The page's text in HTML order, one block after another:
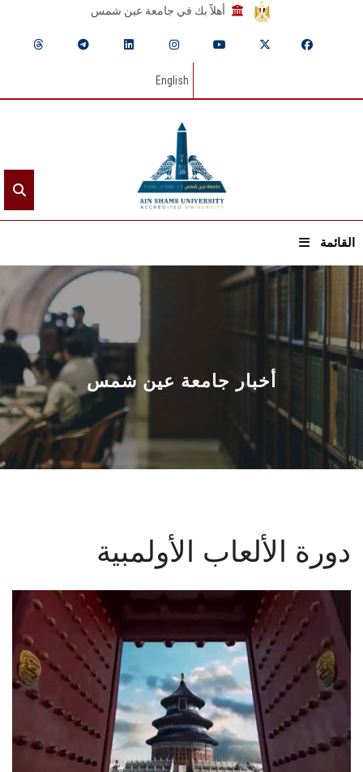
أهلاً بك في جامعة عين شمس
English
القائمة
الرئيسيـة
عن الجامعة
القطاعـات
الشئون الأكاديمية
البحث العلمي
المراكز والوحدات
الأنظمة الذكية
الإعلام
تواصل معنا
الطلاب
أخبار جامعة عين شمس
دورة الألعاب الأولمبية